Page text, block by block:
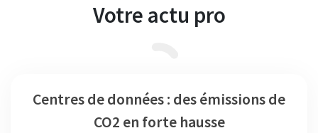
Votre actu pro
Centres de données : des émissions de
CO2 en forte hausse